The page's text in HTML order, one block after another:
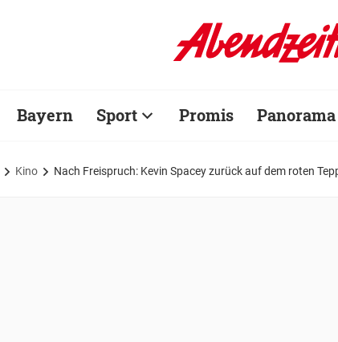
Bayern Sport Promis Panorama
Kino Nach Freispruch: Kevin Spacey zurück auf dem roten